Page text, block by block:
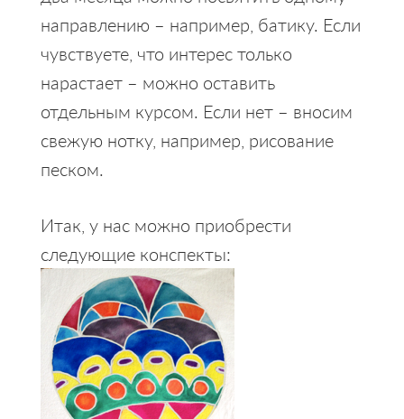
направлению – например, батику. Если
чувствуете, что интерес только
нарастает – можно оставить
отдельным курсом. Если нет – вносим
свежую нотку, например, рисование
песком.
Итак, у нас можно приобрести
следующие конспекты: